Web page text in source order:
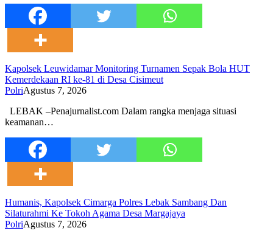
Kapolsek Leuwidamar Monitoring Turnamen Sepak Bola HUT
Kemerdekaan RI ke-81 di Desa Cisimeut
PolriAgustus 7, 2026
LEBAK –Penajurnalist.com Dalam rangka menjaga situasi
keamanan…
Humanis, Kapolsek Cimarga Polres Lebak Sambang Dan
Silaturahmi Ke Tokoh Agama Desa Margajaya
PolriAgustus 7, 2026